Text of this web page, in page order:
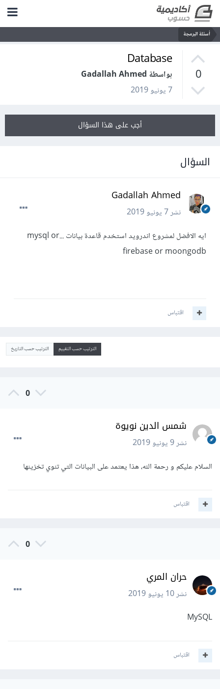
أسئلة البرمجة
0
Database
بواسطة Gadallah Ahmed
7 يونيو 2019
أجب على هذا السؤال
السؤال
Gadallah Ahmed
نشر7 يونيو 2019
ايه الافضل لمشروع اندرويد استخدم قاعدة بيانات ...mysql or
firebase or moongodb
اقتباس
الترتيب حسب التقييم الترتيب حسب التاريخ
0
شمس الدين نويوة
نشر9 يونيو 2019
السلام عليكم و رحمة الله، هذا يعتمد على البيانات التي تنوي تخزينها
اقتباس
0
حران المري
نشر10 يونيو 2019
MySQL
اقتباس